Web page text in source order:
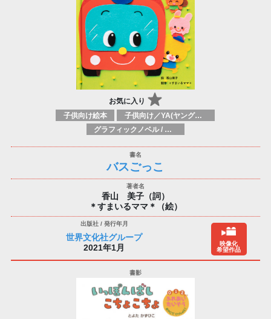
お気に入り
子供向け絵本
子供向け／YA(ヤングアダルト)向け一般：芸術&芸術家
グラフィックノベル / コミックブック / 漫画：スタイル / 伝統
バスごっこ
香山 美子（詞）
＊すまいるママ＊（絵）
世界文化社グループ
2021年1月
映像化
希望作品